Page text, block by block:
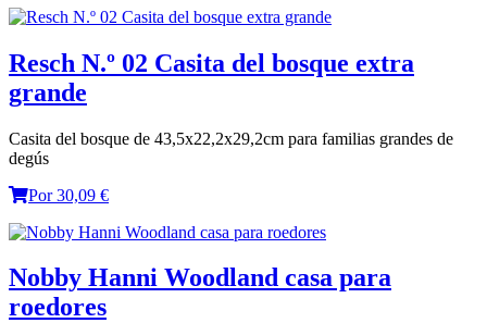
Resch N.º 02 Casita del bosque extra
grande
Casita del bosque de 43,5x22,2x29,2cm para familias grandes de
degús
Por 30,09 €
Nobby Hanni Woodland casa para
roedores